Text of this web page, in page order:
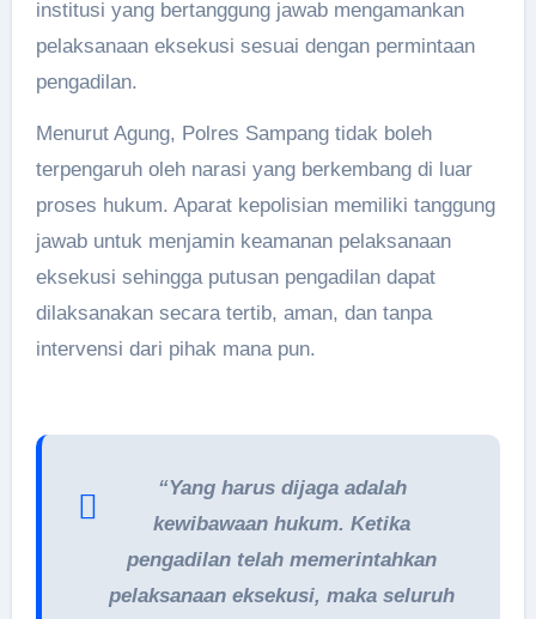
institusi yang bertanggung jawab mengamankan
pelaksanaan eksekusi sesuai dengan permintaan
pengadilan.
Menurut Agung, Polres Sampang tidak boleh
terpengaruh oleh narasi yang berkembang di luar
proses hukum. Aparat kepolisian memiliki tanggung
jawab untuk menjamin keamanan pelaksanaan
eksekusi sehingga putusan pengadilan dapat
dilaksanakan secara tertib, aman, dan tanpa
intervensi dari pihak mana pun.
“Yang harus dijaga adalah
kewibawaan hukum. Ketika
pengadilan telah memerintahkan
pelaksanaan eksekusi, maka seluruh